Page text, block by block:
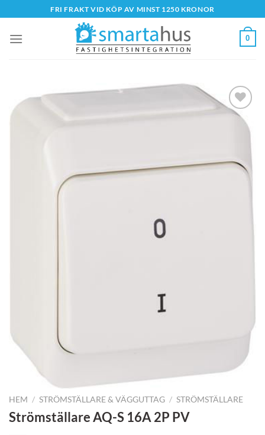
to
content
FRI FRAKT VID KÖP AV MINST 1250 KRONOR
0
HEM / STRÖMSTÄLLARE & VÄGGUTTAG / STRÖMSTÄLLARE
Strömställare AQ-S 16A 2P PV